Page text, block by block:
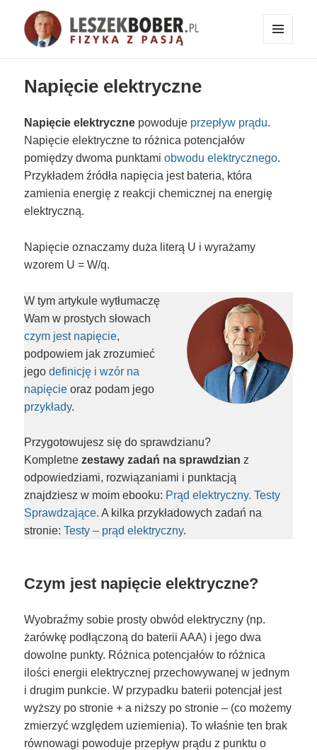
Napięcie elektryczne
Napięcie elektryczne powoduje przepływ prądu.
Napięcie elektryczne to różnica potencjałów
pomiędzy dwoma punktamiobwodu elektrycznego.
Przykładem źródła napięcia jest bateria, która
zamienia energię z reakcji chemicznej na energię
elektryczną.
Napięcie oznaczamy duża literą U i wyrażamy
wzorem U = W/q.
W tym artykule wytłumaczę
Wam w prostych słowach
czym jest napięcie,
podpowiem jak zrozumieć
jegodefinicję i wzór na
napięcie oraz podam jego
przykłady.
Przygotowujesz się do sprawdzianu?
Kompletnezestawy zadań na sprawdzian z
odpowiedziami, rozwiązaniami i punktacją
znajdziesz w moim ebooku: Prąd elektryczny. Testy
Sprawdzające. A kilka przykładowych zadań na
stronie:Testy – prąd elektryczny.
Czym jest napięcie elektryczne?
Wyobraźmy sobie prosty obwód elektryczny (np.
żarówkę podłączoną do baterii AAA) i jego dwa
dowolne punkty. Różnica potencjałów to różnica
ilości energii elektrycznej przechowywanej w jednym
i drugim punkcie. W przypadku baterii potencjał jest
wyższy po stronie + a niższy po stronie – (co możemy
zmierzyć względem uziemienia). To właśnie ten brak
równowagi powoduje przepływ prądu z punktu o